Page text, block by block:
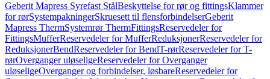
Geberit Mapress Syrefast StålBeskyttelse for rør og fittingsKlammer
for rørSystempakningerSkruesett til flensforbindelserGeberit
Mapress ThermSystemrør ThermFittingsReservedeler for
FittingsMufferReservedeler for MufferReduksjonerReservedeler for
ReduksjonerBendReservedeler for BendT-rørReservedeler for T-
rørOverganger uløseligeReservedeler for Overganger
uløseligeOverganger og forbindelser, løsbareReservedeler for